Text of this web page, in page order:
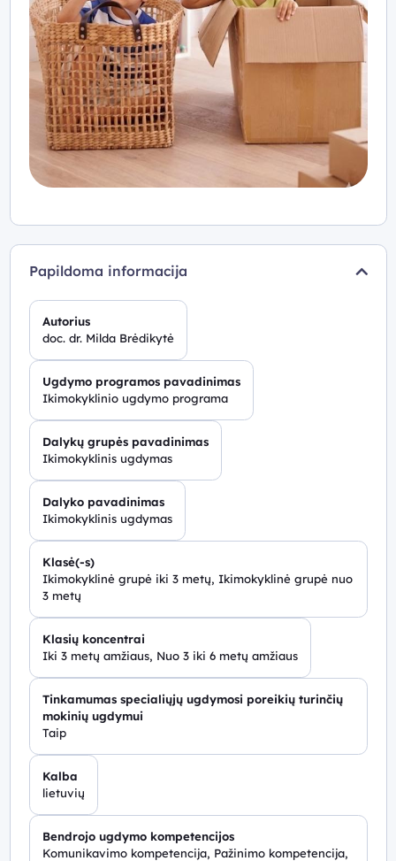
Papildoma informacija
Autorius
doc. dr. Milda Brėdikytė
Ugdymo programos pavadinimas
Ikimokyklinio ugdymo programa
Dalykų grupės pavadinimas
Ikimokyklinis ugdymas
Dalyko pavadinimas
Ikimokyklinis ugdymas
Klasė(-s)
Ikimokyklinė grupė iki 3 metų, Ikimokyklinė grupė nuo
3 metų
Klasių koncentrai
Iki 3 metų amžiaus, Nuo 3 iki 6 metų amžiaus
Tinkamumas specialiųjų ugdymosi poreikių turinčių
mokinių ugdymui
Taip
Kalba
lietuvių
Bendrojo ugdymo kompetencijos
Komunikavimo kompetencija, Pažinimo kompetencija,